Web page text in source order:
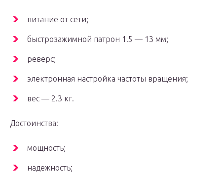
питание от сети;
быстрозажимной патрон 1.5 — 13 мм;
реверс;
электронная настройка частоты вращения;
вес — 2.3 кг.
Достоинства:
мощность;
надежность;